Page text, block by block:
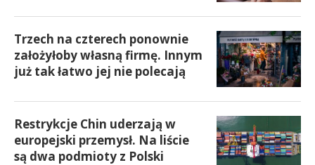
Trzech na czterech ponownie
założyłoby własną firmę. Innym
już tak łatwo jej nie polecają
Restrykcje Chin uderzają w
europejski przemysł. Na liście
są dwa podmioty z Polski